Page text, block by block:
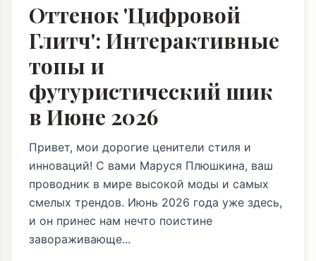
Оттенок 'Цифровой
Глитч': Интерактивные
топы и
футуристический шик
в Июне 2026
Привет, мои дорогие ценители стиля и
инноваций! С вами Маруся Плюшкина, ваш
проводник в мире высокой моды и самых
смелых трендов. Июнь 2026 года уже здесь,
и он принес нам нечто поистине
завораживающе...